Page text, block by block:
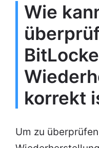
Wie
korrekt
Um zu